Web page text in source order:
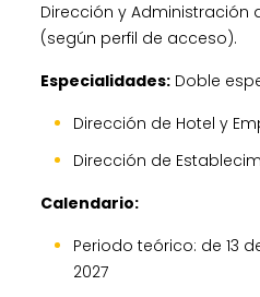
Dirección y Administración
(según perfil de acceso).
Especialidades:Doble
Dirección de Hotel y
Dirección de
Calendario:
Periodo teórico: de 13
2027